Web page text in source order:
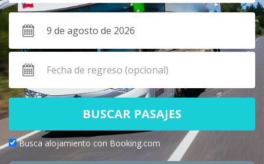
BUSCAR PASAJES
Busca alojamiento con Booking.com